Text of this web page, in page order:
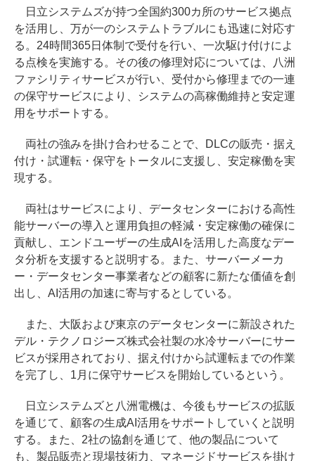
日立システムズが持つ全国約300カ所のサービス拠点
を活用し、万が一のシステムトラブルにも迅速に対応す
る。24時間365日体制で受付を行い、一次駆け付けによ
る点検を実施する。その後の修理対応については、八洲
ファシリティサービスが行い、受付から修理までの一連
の保守サービスにより、システムの高稼働維持と安定運
用をサポートする。
両社の強みを掛け合わせることで、DLCの販売・据え
付け・試運転・保守をトータルに支援し、安定稼働を実
現する。
両社はサービスにより、データセンターにおける高性
能サーバーの導入と運用負担の軽減・安定稼働の確保に
貢献し、エンドユーザーの生成AIを活用した高度なデー
タ分析を支援すると説明する。また、サーバーメーカ
ー・データセンター事業者などの顧客に新たな価値を創
出し、AI活用の加速に寄与するとしている。
また、大阪および東京のデータセンターに新設された
デル・テクノロジーズ株式会社製の水冷サーバーにサー
ビスが採用されており、据え付けから試運転までの作業
を完了し、1月に保守サービスを開始しているという。
日立システムズと八洲電機は、今後もサービスの拡販
を通じて、顧客の生成AI活用をサポートしていくと説明
する。また、2社の協創を通じて、他の製品について
も、製品販売と現場技術力、マネージドサービスを掛け